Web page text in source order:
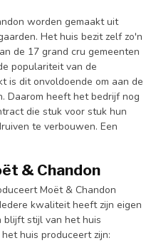
worden gemaakt uit
Het huis bezit zelf zo'n
de 17 grand cru gemeenten
populariteit van de
is dit onvoldoende om aan de
Daarom heeft het bedrijf nog
die stuk voor stuk hun
te verbouwen. Een
& Chandon
Moët & Chandon
kwaliteit heeft zijn eigen
blijft stijl van het huis
huis produceert zijn: